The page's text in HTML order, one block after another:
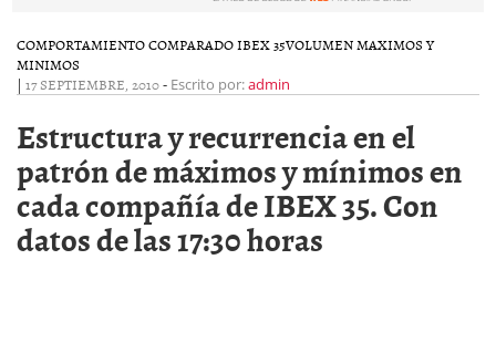
COMPORTAMIENTO COMPARADO IBEX 35VOLUMEN MAXIMOS Y
MINIMOS
| 17 SEPTIEMBRE, 2010- Escrito por:admin
Estructura y recurrencia en el
patrón de máximos y mínimos en
cada compañía de IBEX 35. Con
datos de las 17:30 horas